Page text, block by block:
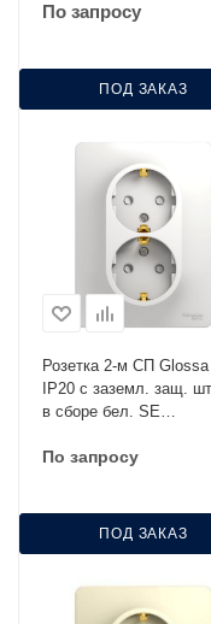
По запросу
ПОД ЗАКАЗ
Розетка 2-м СП
IP20 с заземл. защ.
в сборе бел. SE
По запросу
ПОД ЗАКАЗ